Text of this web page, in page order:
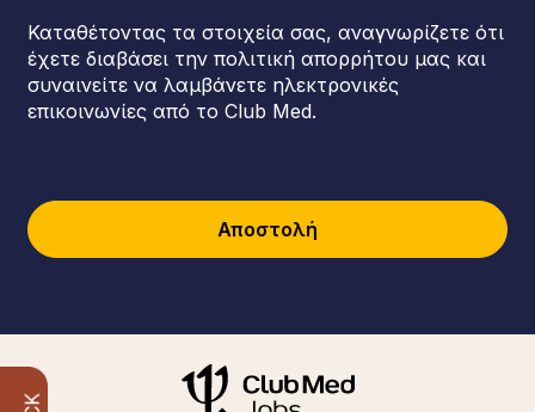
Καταθέτοντας τα στοιχεία σας, αναγνωρίζετε ότι
έχετε διαβάσει την πολιτική απορρήτου μας και
συναινείτε να λαμβάνετε ηλεκτρονικές
επικοινωνίες από το Club Med.
Αποστολή